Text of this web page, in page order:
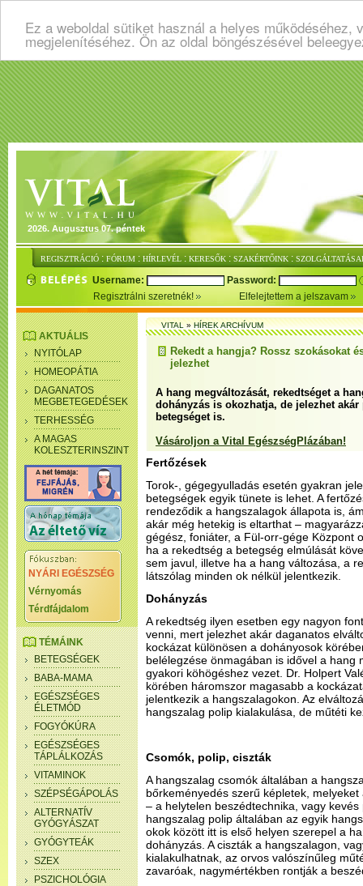
Ez a weboldal sütiket használ a helyes
megjelenítéséhez. Ön az oldal böngészésével
2026. Augusztus 07. péntek
REGISZTRÁCIÓ : FÓRUM : HÍRLEVÉL : KERESŐK : SZAKÉRTŐINK :
Username:
Password:
Regisztrálni szeretnék!
Elfelejtettem a jelszavam
AKTUÁLIS
NYITÓLAP
HOMEOPÁTIA
DAGANATOS
MEGBETEGEDÉSEK
TERHESSÉG
A MAGAS
KOLESZTERINSZINT
NYÁRI EGÉSZSÉG
Vérnyomás
Térdfájdalom
TÉMÁINK
BETEGSÉGEK
BABA-MAMA
EGÉSZSÉGES
ÉLETMÓD
FOGYÓKÚRA
EGÉSZSÉGES
TÁPLÁLKOZÁS
VITAMINOK
SZÉPSÉGÁPOLÁS
ALTERNATÍV
GYÓGYÁSZAT
GYÓGYTEÁK
SZEX
PSZICHOLÓGIA
VITAL»HÍREK ARCHÍVUM
Rekedt a hangja? Rossz szokásokat
jelezhet
A hang megváltozását, rekedtséget a
dohányzás is okozhatja, de jelezhet
betegséget is.
Vásároljon a Vital EgészségPlázában!
Fertőzések
Torok-, gégegyulladás esetén gyakran
betegségek egyik tünete is lehet. A
rendeződik a hangszalagok állapota is,
akár még hetekig is eltarthat –
gégész, foniáter, a Fül-orr-gége Központ
ha a rekedtség a betegség elmúlását
sem javul, illetve ha a hang változása, a
látszólag minden ok nélkül jelentkezik.
Dohányzás
A rekedtség ilyen esetben egy nagyon
venni, mert jelezhet akár daganatos
kockázat különösen a dohányosok
belélegzése önmagában is idővel a hang
gyakori köhögéshez vezet. Dr. Holpert
körében háromszor magasabb a
jelentkezik a hangszalagokon. Az
hangszalag polip kialakulása, de műtéti
Csomók, polip, ciszták
A hangszalag csomók általában a
bőrkeményedés szerű képletek,
– a helytelen beszédtechnika, vagy kevés
hangszalag polip általában az egyik
okok között itt is első helyen szerepel a
dohányzás. A ciszták a hangszalagon,
kialakulhatnak, az orvos valószínűleg
zavaróak, nagymértékben rontják a